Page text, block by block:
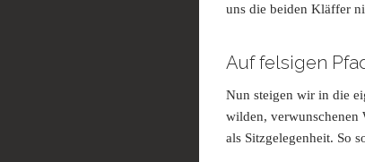
uns die beiden Kläffer
Auf felsigen
Nun steigen wir in die
wilden, verwunschenen
als Sitzgelegenheit. So